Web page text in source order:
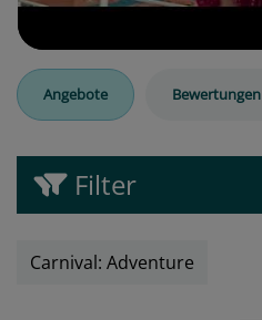
Angebote Bewertungen
Filter
Carnival: Adventure